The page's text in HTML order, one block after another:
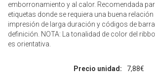
emborronamiento y al calor. Recomendada
etiquetas donde se requiera una buena
impresión de larga duración y códigos de
definición. NOTA: La tonalidad de color del
es orientativa.
Precio unidad:
7,88€